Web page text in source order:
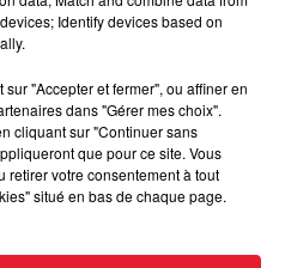
Identify devices based on
"Accepter et fermer", ou affiner en
dans "Gérer mes choix".
cliquant sur "Continuer sans
que pour ce site. Vous
retirer votre consentement à tout
situé en bas de chaque page.